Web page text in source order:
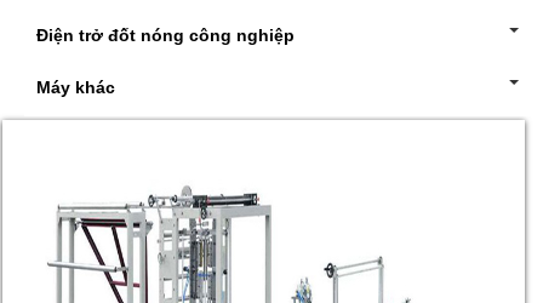
Điện trở đốt nóng công nghiệp
Máy khác